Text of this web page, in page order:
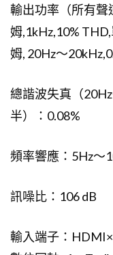
輸出功率（所有聲
姆,1kHz,10%
姆, 20Hz～
總諧波失真（
半）：0.08%
頻率響應：5Hz～
訊噪比：106 dB
輸入端子：